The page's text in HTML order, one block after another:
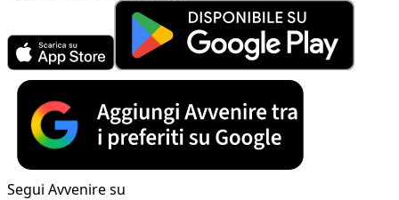
Segui Avvenire su